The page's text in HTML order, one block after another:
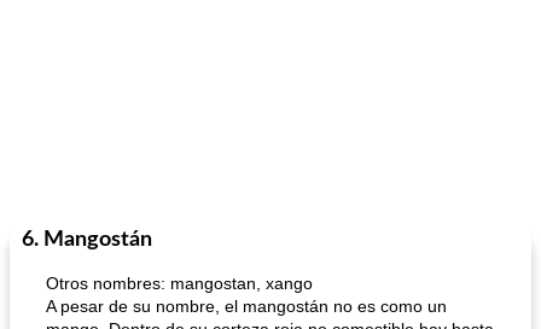
6. Mangostán
Otros nombres: mangostan, xango
A pesar de su nombre, el mangostán no es como un